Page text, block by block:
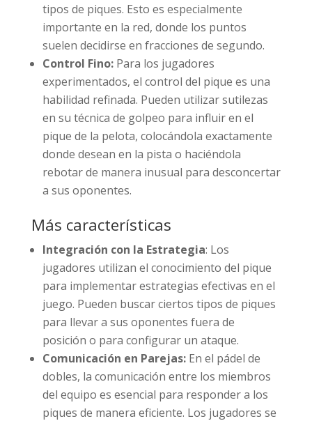
tipos de piques. Esto es especialmente
importante en la red, donde los puntos
suelen decidirse en fracciones de segundo.
Control Fino:Para los jugadores
experimentados, el control del pique es una
habilidad refinada. Pueden utilizar sutilezas
en su técnica de golpeo para influir en el
pique de la pelota, colocándola exactamente
donde desean en la pista o haciéndola
rebotar de manera inusual para desconcertar
a sus oponentes.
Más características
Integración con la Estrategia: Los
jugadores utilizan el conocimiento del pique
para implementar estrategias efectivas en el
juego. Pueden buscar ciertos tipos de piques
para llevar a sus oponentes fuera de
posición o para configurar un ataque.
Comunicación en Parejas:En el pádel de
dobles, la comunicación entre los miembros
del equipo es esencial para responder a los
piques de manera eficiente. Los jugadores se